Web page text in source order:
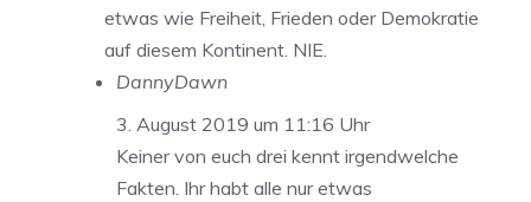
etwas wie Freiheit, Frieden oder Demokratie
auf diesem Kontinent. NIE.
DannyDawn
3. August 2019 um 11:16 Uhr
Keiner von euch drei kennt irgendwelche
Fakten. Ihr habt alle nur etwas